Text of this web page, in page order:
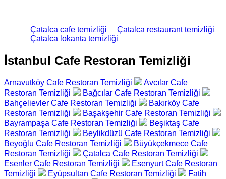
Çatalca cafe temizliği
Çatalca restaurant temizliği
Çatalca lokanta temizliği
İstanbul Cafe Restoran Temizliği
Arnavutköy Cafe Restoran Temizliği
Avcılar Cafe
Restoran Temizliği
Bağcılar Cafe Restoran Temizliği
Bahçelievler Cafe Restoran Temizliği
Bakırköy Cafe
Restoran Temizliği
Başakşehir Cafe Restoran Temizliği
Bayrampaşa Cafe Restoran Temizliği
Beşiktaş Cafe
Restoran Temizliği
Beylikdüzü Cafe Restoran Temizliği
Beyoğlu Cafe Restoran Temizliği
Büyükçekmece Cafe
Restoran Temizliği
Çatalca Cafe Restoran Temizliği
Esenler Cafe Restoran Temizliği
Esenyurt Cafe Restoran
Temizliği
Eyüpsultan Cafe Restoran Temizliği Fatih